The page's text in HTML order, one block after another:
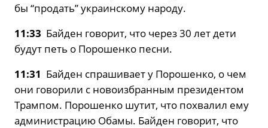
бы “продать” украинскому народу.
11:33 Байден говорит, что через 30 лет дети
будут петь о Порошенко песни.
11:31 Байден спрашивает у Порошенко, о чем
они говорили с новоизбранным президентом
Трампом. Порошенко шутит, что похвалил ему
администрацию Обамы. Байден говорит, что